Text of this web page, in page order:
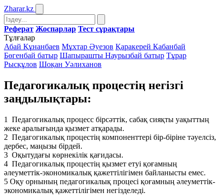
Zharar.kz
Реферат Жоспарлар Тест сұрақтары
Тұлғалар
Абай Құнанбаев Мұхтар Әуезов Қаракерей Қабанбай
Бөгенбай батыр Шапырашты Наурызбай батыр Тұрар
Рысқұлов Шоқан Уәлиханов
Педагогикалық процестің негізгі
заңдылықтары:
1
Педагогикалық процесс бірсәттік, сабақ сияқты уақыттың
жеке аралығында қызмет атқарады.
2 Педагогикалық процестің компоненттері бір-біріне тәуелсіз,
дербес, маңызы бірдей.
3 Оқытудағы көрнекілік қағидасы.
4 Педагогикалық процестің қызмет етуі қоғамның
әлеуметтік-экономикалық қажеттілігімен байланысты емес.
5 Оқу орнының педагогикалық процесі қоғамның әлеуметтік-
экономикалық қажеттілігімен негізделеді.